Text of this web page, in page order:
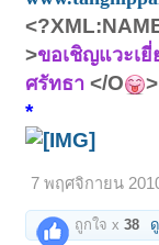
>ขอเชิญแวะเ
ศรัทธา </O
>
*
7 พฤศจิกายน
ถูกใจ x38